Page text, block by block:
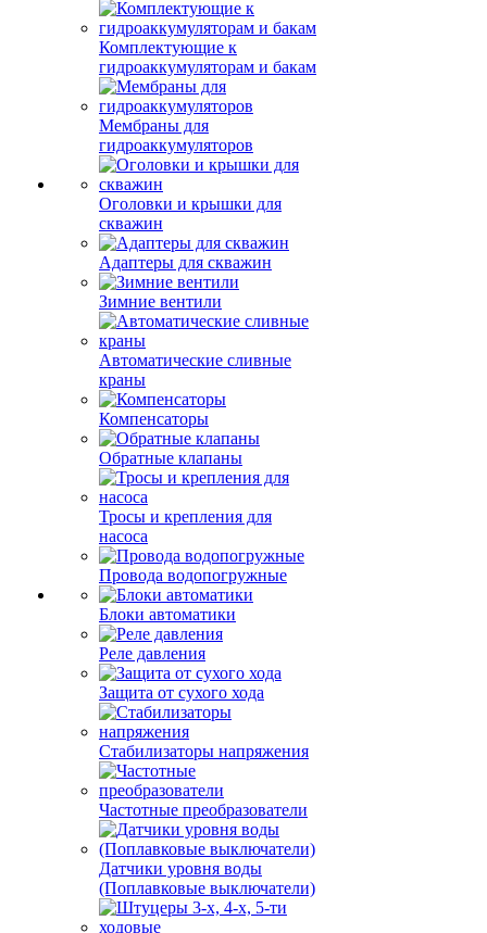
Комплектующие к
гидроаккумуляторам и бакам
Мембраны для
гидроаккумуляторов
Оголовки и крышки для
скважин
Адаптеры для скважин
Зимние вентили
Автоматические сливные
краны
Компенсаторы
Обратные клапаны
Тросы и крепления для
насоса
Провода водопогружные
Блоки автоматики
Реле давления
Защита от сухого хода
Стабилизаторы напряжения
Частотные преобразователи
Датчики уровня воды
(Поплавковые выключатели)